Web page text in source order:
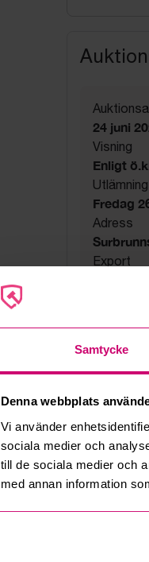
Samtycke
Denna webbplats
Vi använder
sociala medier och
till de sociala medier och
med annan information
24 juni
Visning
Enligt
Utlämning
Fredag
Adress
Export